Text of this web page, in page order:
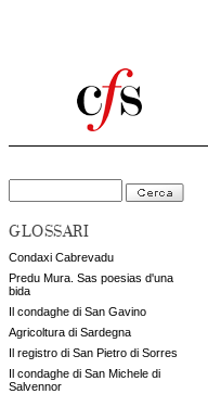
GLOSSARI
Condaxi Cabrevadu
Predu Mura. Sas poesias d'una
bida
Il condaghe di San Gavino
Agricoltura di Sardegna
Il registro di San Pietro di Sorres
Il condaghe di San Michele di
Salvennor